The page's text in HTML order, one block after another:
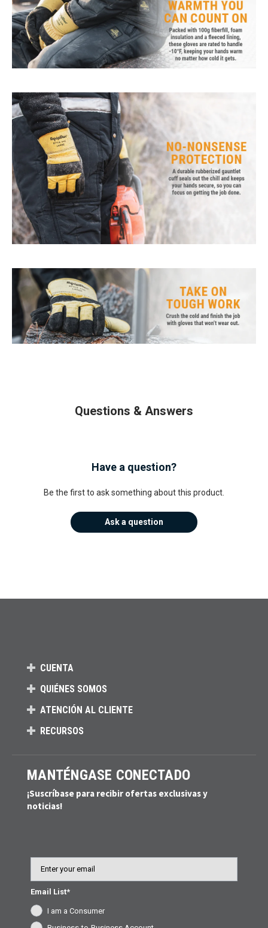
Questions & Answers
Have a question?
Be the first to ask something about this product.
Ask a question
CUENTA
QUIÉNES SOMOS
ATENCIÓN AL CLIENTE
RECURSOS
MANTÉNGASE CONECTADO
¡Suscríbase para recibir ofertas exclusivas y
noticias!
Email List*
I am a Consumer